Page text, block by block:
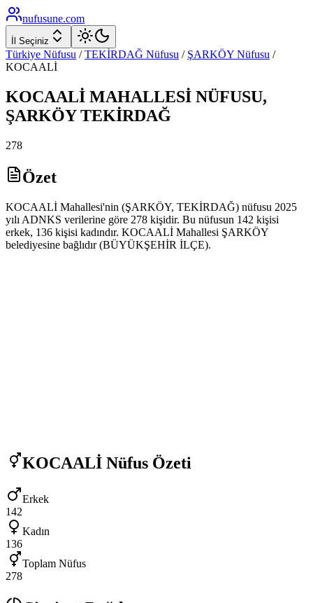
nufusune.com
İl Seçiniz
Türkiye Nüfusu / TEKİRDAĞ Nüfusu / ŞARKÖY Nüfusu /
KOCAALİ
KOCAALİ MAHALLESİ NÜFUSU,
ŞARKÖY TEKİRDAĞ
278
Özet
KOCAALİ Mahallesi'nin (ŞARKÖY, TEKİRDAĞ) nüfusu 2025
yılı ADNKS verilerine göre 278 kişidir. Bu nüfusun 142 kişisi
erkek, 136 kişisi kadındır. KOCAALİ Mahallesi ŞARKÖY
belediyesine bağlıdır (BÜYÜKŞEHİR İLÇE).
KOCAALİ Nüfus Özeti
Erkek
142
Kadın
136
Toplam Nüfus
278